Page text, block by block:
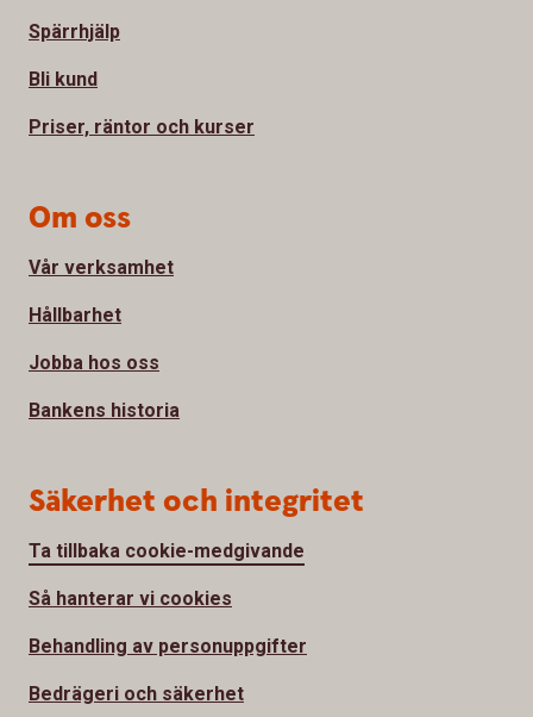
Spärrhjälp
Bli kund
Priser, räntor och kurser
Om oss
Vår verksamhet
Hållbarhet
Jobba hos oss
Bankens historia
Säkerhet och integritet
Ta tillbaka cookie-medgivande
Så hanterar vi cookies
Behandling av personuppgifter
Bedrägeri och säkerhet